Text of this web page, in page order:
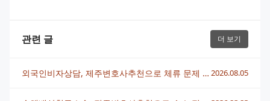
관련 글 더 보기
외국인비자상담, 제주변호사추천으로 체류 문제 빠르게 해결하는 법 2026.08.05